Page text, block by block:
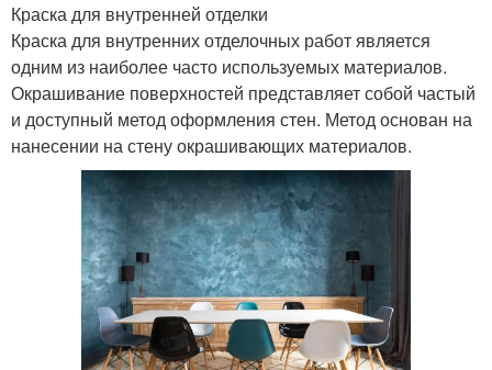
Краска для внутренней отделки
Краска для внутренних отделочных работ является
одним из наиболее часто используемых материалов.
Окрашивание поверхностей представляет собой частый
и доступный метод оформления стен. Метод основан на
нанесении на стену окрашивающих материалов.